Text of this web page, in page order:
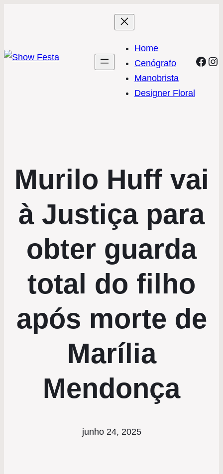
Home
Cenógrafo
Manobrista
Designer Floral
Murilo Huff vai
à Justiça para
obter guarda
total do filho
após morte de
Marília
Mendonça
junho 24, 2025